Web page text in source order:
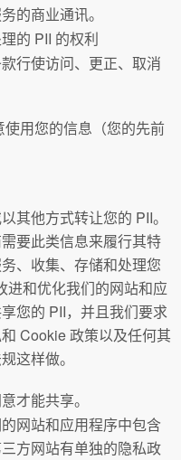
的商业通讯。
的 PII 的权利
行使访问、更正、取消
用您的信息（您的先前
其他方式转让您的 PII。
要此类信息来履行其特
、收集、存储和处理您
进和优化我们的网站和应
您的 PII，并且我们要求
Cookie 政策以及任何其
这样做。
才能共享。
网站和应用程序中包含
方网站有单独的隐私政